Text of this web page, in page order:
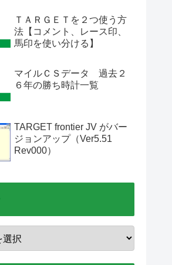
ＴＡＲＧＥＴを２つ使う方
法【コメント、レース印、
馬印を使い分ける】
マイルＣＳデータ 過去２
６年の勝ち時計一覧
TARGET frontier JV がバー
ジョンアップ（Ver5.51
Rev000）